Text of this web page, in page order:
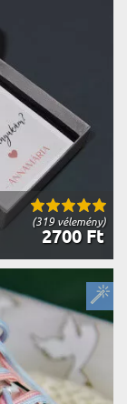
(319 vélemény)
2700 Ft